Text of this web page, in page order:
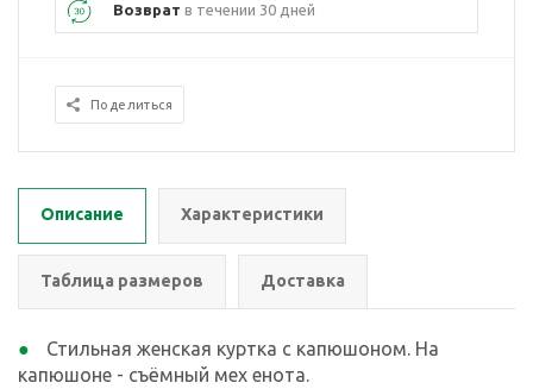
Возврат в течении 30 дней
Поделиться
Описание Характеристики
Таблица размеров Доставка
Стильная женская куртка с капюшоном. На
капюшоне - съёмный мех енота.